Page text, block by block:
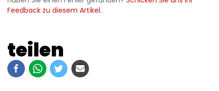
Feedback zu diesem Artikel.
teilen